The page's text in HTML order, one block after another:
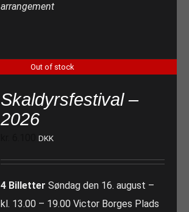
arrangement
Out of stock
Skaldyrsfestival –
2026
DKK
4 Billetter Søndag den 16. august –
kl. 13.00 – 19.00 Victor Borges Plads